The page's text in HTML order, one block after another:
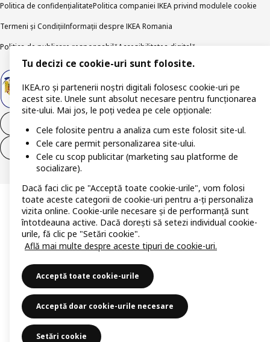
Politica de confidențialitatePolitica companiei IKEA privind modulele cookie
Termeni și CondițiiInformații despre IKEA Romania
Politica de publicare responsabilăAccesibilitatea digitală
Retrage-te din contract (servicii)
Tu decizi ce cookie-uri sunt folosite.
IKEA.ro și partenerii noștri digitali folosesc cookie-uri pe
acest site. Unele sunt absolut necesare pentru funcționarea
site-ului. Mai jos, le poți vedea pe cele opționale:
Cele folosite pentru a analiza cum este folosit site-ul.
Cele care permit personalizarea site-ului.
Cele cu scop publicitar (marketing sau platforme de
socializare).
Dacă faci clic pe "Acceptă toate cookie-urile", vom folosi
toate aceste categorii de cookie-uri pentru a-ți personaliza
vizita online. Cookie-urile necesare și de performanță sunt
întotdeauna active. Dacă dorești să setezi individual cookie-
urile, fă clic pe "Setări cookie".
Află mai multe despre aceste tipuri de cookie-uri.
Acceptă toate cookie-urile
Acceptă doar cookie-urile necesare
Setări cookie